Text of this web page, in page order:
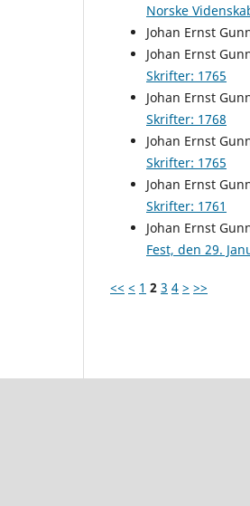
Norske
Johan Ernst
Johan Ernst
Skrifter: 1765
Johan Ernst
Skrifter: 1768
Johan Ernst
Skrifter: 1765
Johan Ernst
Skrifter: 1761
Johan Ernst
Fest, den 29.
<< < 1 2 3 4 > >>